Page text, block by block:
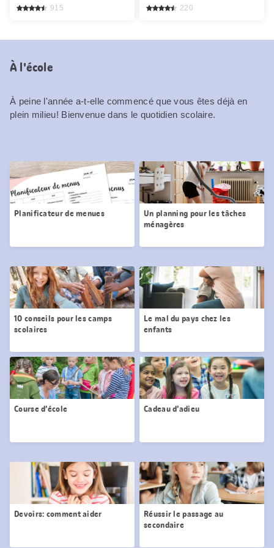
915 220
À l'école
À peine l'année a-t-elle commencé que vous êtes déjà en
plein milieu! Bienvenue dans le quotidien scolaire.
Planificateur de menues
Un planning pour les tâches
ménagères
10 conseils pour les camps
scolaires
Le mal du pays chez les
enfants
Course d’école Cadeau d’adieu
Devoirs: comment aider
Réussir le passage au
secondaire